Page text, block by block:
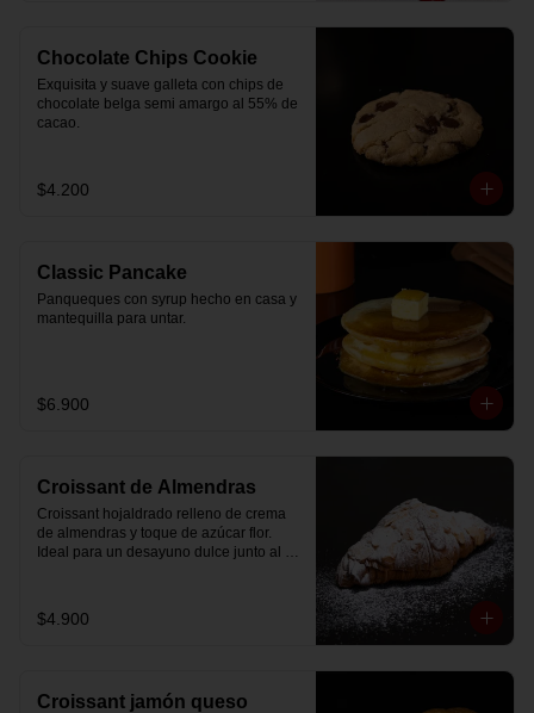
Chocolate Chips Cookie
Exquisita y suave galleta con chips de
chocolate belga semi amargo al 55% de
cacao.
$4.200
Classic Pancake
Panqueques con syrup hecho en casa y
mantequilla para untar.
$6.900
Croissant de Almendras
Croissant hojaldrado relleno de crema
de almendras y toque de azúcar flor.
Ideal para un desayuno dulce junto al
$4.900
Croissant jamón queso